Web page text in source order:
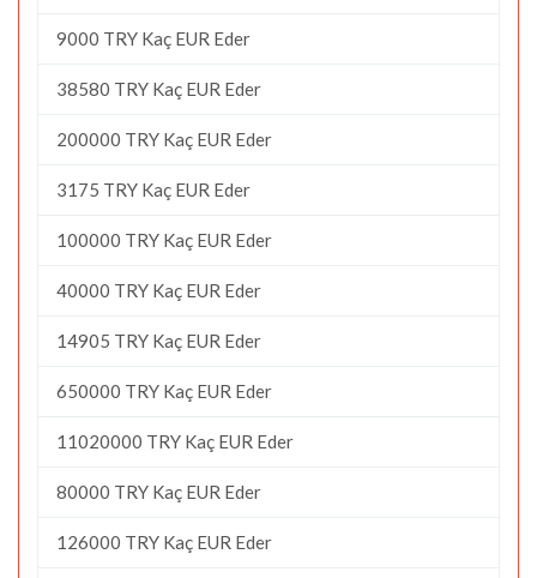
9000 TRY Kaç EUR Eder
38580 TRY Kaç EUR Eder
200000 TRY Kaç EUR Eder
3175 TRY Kaç EUR Eder
100000 TRY Kaç EUR Eder
40000 TRY Kaç EUR Eder
14905 TRY Kaç EUR Eder
650000 TRY Kaç EUR Eder
11020000 TRY Kaç EUR Eder
80000 TRY Kaç EUR Eder
126000 TRY Kaç EUR Eder